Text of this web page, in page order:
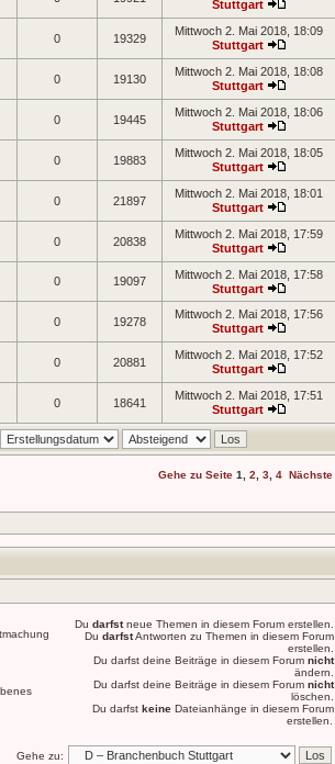
Stuttgart
0 19329
Mittwoch 2. Mai 2018, 18:09
Stuttgart
0 19130
Mittwoch 2. Mai 2018, 18:08
Stuttgart
0 19445
Mittwoch 2. Mai 2018, 18:06
Stuttgart
0 19883
Mittwoch 2. Mai 2018, 18:05
Stuttgart
0 21897
Mittwoch 2. Mai 2018, 18:01
Stuttgart
0 20838
Mittwoch 2. Mai 2018, 17:59
Stuttgart
0 19097
Mittwoch 2. Mai 2018, 17:58
Stuttgart
0 19278
Mittwoch 2. Mai 2018, 17:56
Stuttgart
0 20881
Mittwoch 2. Mai 2018, 17:52
Stuttgart
0 18641
Mittwoch 2. Mai 2018, 17:51
Stuttgart
Gehe zu Seite 1 2 3 4 Nächste
Du darfstneue Themen in diesem Forum erstellen.
Du darfstAntworten zu Themen in diesem Forum
erstellen.
Du darfst deine Beiträge in diesem Forum nicht
ändern.
Du darfst deine Beiträge in diesem Forum nicht
löschen.
Du darfst keine Dateianhänge in diesem Forum
erstellen.
Gehe zu: